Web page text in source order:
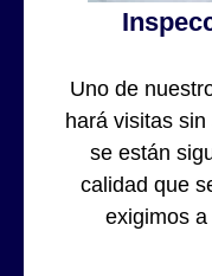
Uno de
hará visitas
se están
calidad que
exigimos